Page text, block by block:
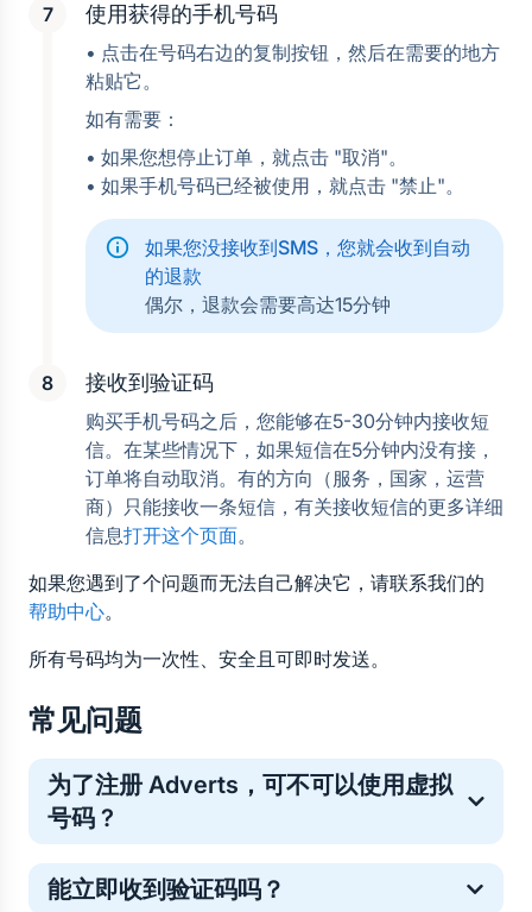
使用获得的手机号码
• 点击在号码右边的复制按钮，然后在需要的地方
粘贴它。
如有需要：
• 如果您想停止订单，就点击 "取消"。
• 如果手机号码已经被使用，就点击 "禁止"。
如果您没接收到SMS，您就会收到自动
的退款
偶尔，退款会需要高达15分钟
接收到验证码
购买手机号码之后，您能够在5-30分钟内接收短
信。在某些情况下，如果短信在5分钟内没有接，
订单将自动取消。有的方向（服务，国家，运营
商）只能接收一条短信，有关接收短信的更多详细
信息打开这个页面。
如果您遇到了个问题而无法自己解决它，请联系我们的
帮助中心。
所有号码均为一次性、安全且可即时发送。
常见问题
为了注册 Adverts，可不可以使用虚拟
号码 ?
是的。虚拟号码常用于一次性在线验证，这是一种保护
个人手机号的常见安全方法。
能立即收到验证码吗？